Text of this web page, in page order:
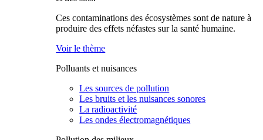
Ces contaminations des écosystèmes sont de nature à
produire des effets néfastes sur la santé humaine.
Voir le thème
Polluants et nuisances
Les sources de pollution
Les bruits et les nuisances sonores
La radioactivité
Les ondes électromagnétiques